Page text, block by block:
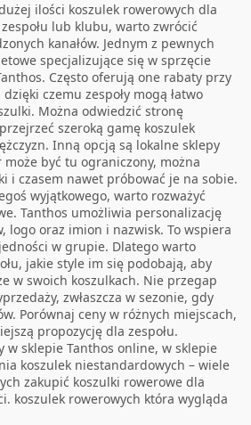
ilości koszulek rowerowych dla
lub klubu, warto zwrócić
kanałów. Jednym z pewnych
specjalizujące się w sprzęcie
Często oferują one rabaty przy
czemu zespoły mogą łatwo
Można odwiedzić stronę
szeroką gamę koszulek
Inną opcją są lokalne sklepy
być tu ograniczony, można
i czasem nawet próbować je na sobie.
wyjątkowego, warto rozważyć
Tanthos umożliwia personalizację
logo oraz imion i nazwisk. To wspiera
w grupie. Dlatego warto
jakie style im się podobają, aby
w swoich koszulkach. Nie przegap
zwłaszcza w sezonie, gdy
Porównaj ceny w różnych miejscach,
propozycję dla zespołu.
w sklepie Tanthos online, w sklepie
koszulek niestandardowych – wiele
zakupić koszulki rowerowe dla
koszulek rowerowych która wygląda